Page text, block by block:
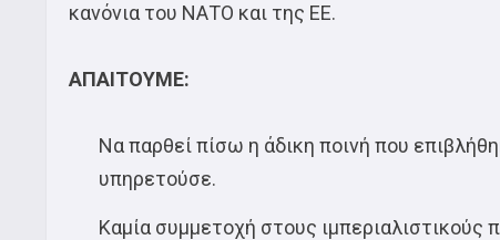
κανόνια του ΝΑΤΟ και της ΕΕ.
ΑΠΑΙΤΟΥΜΕ:
Να παρθεί πίσω η άδικη ποινή που
υπηρετούσε.
Καμία συμμετοχή στους ιμπεριαλιστικούς